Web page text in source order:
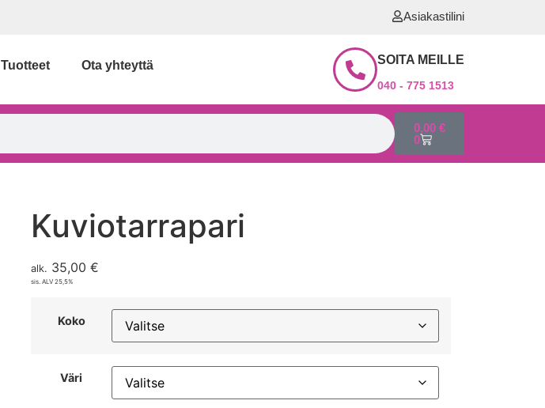
Asiakastilini
Tuotteet Ota yhteyttä SOITA MEILLE
040 - 775 1513
0,00 €
0
Kuviotarrapari
alk. 35,00€
sis. ALV 25,5%
Koko
Väri